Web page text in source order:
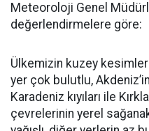
Meteoroloji Genel
değerlendirmelere göre:
Ülkemizin kuzey
yer çok bulutlu,
Karadeniz kıyıları ile
çevrelerinin yerel